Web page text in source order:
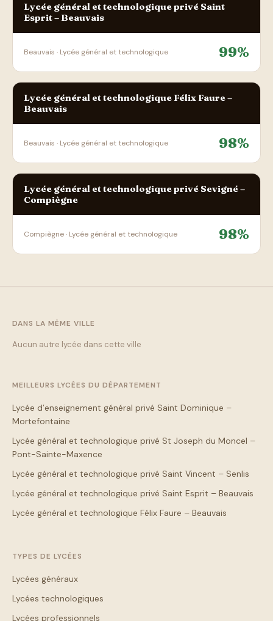
Lycée général et technologique privé Saint
Esprit – Beauvais
Beauvais · Lycée général et technologique 99%
Lycée général et technologique Félix Faure –
Beauvais
Beauvais · Lycée général et technologique 98%
Lycée général et technologique privé Sevigné –
Compiègne
Compiègne · Lycée général et technologique 98%
DANS LA MÊME VILLE
Aucun autre lycée dans cette ville
MEILLEURS LYCÉES DU DÉPARTEMENT
Lycée d’enseignement général privé Saint Dominique –
Mortefontaine
Lycée général et technologique privé St Joseph du Moncel –
Pont-Sainte-Maxence
Lycée général et technologique privé Saint Vincent – Senlis
Lycée général et technologique privé Saint Esprit – Beauvais
Lycée général et technologique Félix Faure – Beauvais
TYPES DE LYCÉES
Lycées généraux
Lycées technologiques
Lycées professionnels